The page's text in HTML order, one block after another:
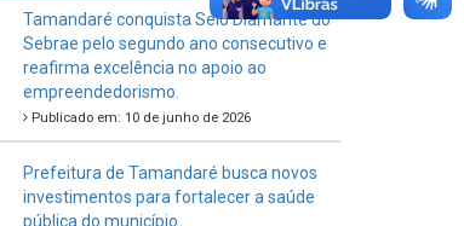
Tamandaré conquista Selo Diamante do
Sebrae pelo segundo ano consecutivo e
reafirma excelência no apoio ao
empreendedorismo.
Publicado em: 10 de junho de 2026
Prefeitura de Tamandaré busca novos
investimentos para fortalecer a saúde
pública do município.